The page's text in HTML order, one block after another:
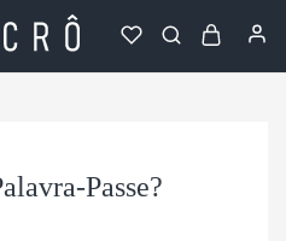
Passe?